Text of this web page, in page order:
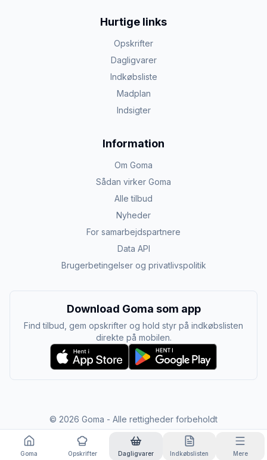
Hurtige links
Opskrifter
Dagligvarer
Indkøbsliste
Madplan
Indsigter
Information
Om Goma
Sådan virker Goma
Alle tilbud
Nyheder
For samarbejdspartnere
Data API
Brugerbetingelser og privatlivspolitik
Download Goma som app
Find tilbud, gem opskrifter og hold styr på indkøbslisten
direkte på mobilen.
© 2026 Goma - Alle rettigheder forbeholdt
Goma Opskrifter Dagligvarer Indkøbslisten Mere